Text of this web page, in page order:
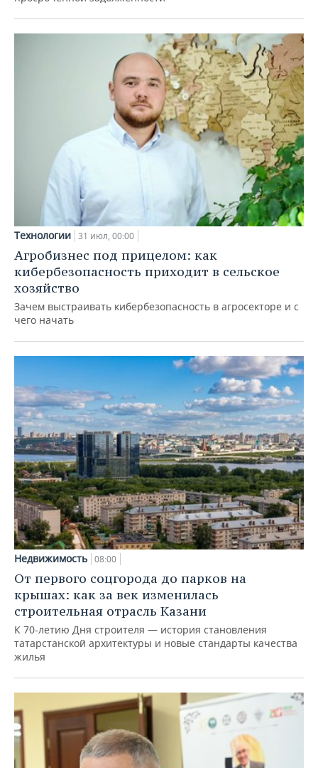
Технологии 31 июл, 00:00
Агробизнес под прицелом: как
кибербезопасность приходит в сельское
хозяйство
Зачем выстраивать кибербезопасность в агросекторе и с
чего начать
Недвижимость 08:00
От первого соцгорода до парков на
крышах: как за век изменилась
строительная отрасль Казани
К 70-летию Дня строителя — история становления
татарстанской архитектуры и новые стандарты качества
жилья